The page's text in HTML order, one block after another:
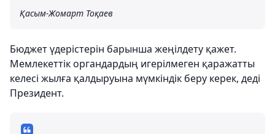
Қасым-Жомарт Тоқаев
Бюджет үдерістерін барынша жеңілдету қажет.
Мемлекеттік органдардың игерілмеген қаражатты
келесі жылға қалдыруына мүмкіндік беру керек, деді
Президент.